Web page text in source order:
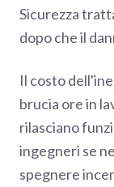
Sicurezza
dopo che il
Il costo
brucia ore in
rilasciano
ingegneri se
spegnere